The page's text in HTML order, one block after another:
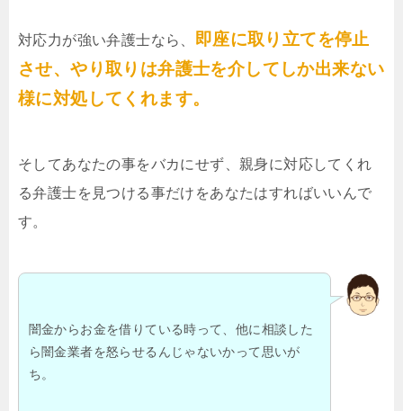
対応力が強い弁護士なら、 即座に取り立てを停止
させ、やり取りは弁護士を介してしか出来ない
様に対処してくれます。
そしてあなたの事をバカにせず、親身に対応してくれ
る弁護士を見つける事だけをあなたはすればいいんで
す。
闇金からお金を借りている時って、他に相談した
ら闇金業者を怒らせるんじゃないかって思いが
ち。